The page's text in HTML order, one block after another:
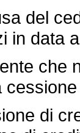
del
in data
che
di